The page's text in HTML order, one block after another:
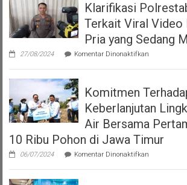
Ijo
tolak
HGB
diatas
7
Tahun
2023
tentang
Dan
Klarifikasi
Terkait Viral Video
Pria yang Sedang
27/08/2024 Komentar Dinonaktifkan
Polrestabes
Terkait
Video
Polwan
Tegur
Pria
Komitmen
Keberlanjutan
Air Bersama
10 Ribu Pohon di Jawa Timur
06/07/2024 Komentar Dinonaktifkan
Terhadap